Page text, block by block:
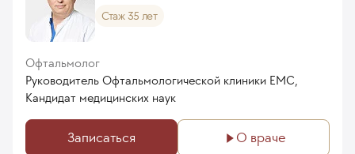
Стаж 35 лет
Офтальмолог
Руководитель Офтальмологической клиники ЕМС,
Кандидат медицинских наук
Записаться О враче